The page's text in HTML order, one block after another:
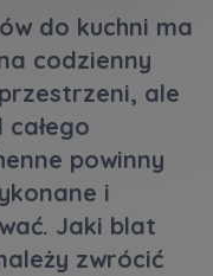
do kuchni ma
codzienny
ale
powinny
i
Jaki blat
zwrócić
(Замовляю
доступ до
товариством гк